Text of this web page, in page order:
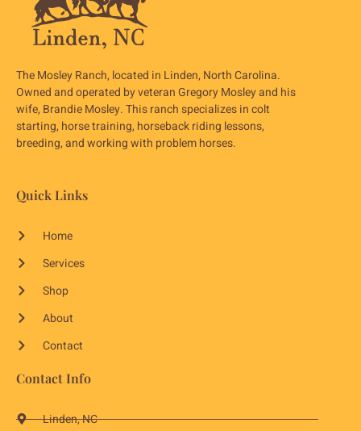
The Mosley Ranch, located in Linden, North Carolina.
Owned and operated by veteran Gregory Mosley and his
wife, Brandie Mosley. This ranch specializes in colt
starting, horse training, horseback riding lessons,
breeding, and working with problem horses.
Quick Links
Home
Services
Shop
About
Contact
Contact Info
Linden, NC